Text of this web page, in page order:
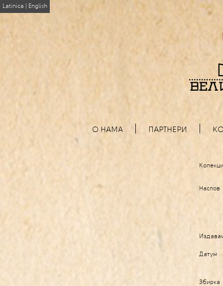
Latinica English
О НАМА ПАРТНЕРИ
Наслов
Датум
Збирка